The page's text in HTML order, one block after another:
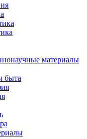
материалы
быта